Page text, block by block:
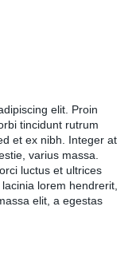
elit. Proin
tincidunt rutrum
et ex nibh. Integer at
varius massa.
luctus et ultrices
lorem hendrerit,
elit, a egestas